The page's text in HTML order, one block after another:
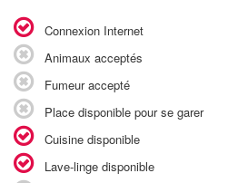
Connexion Internet
Animaux acceptés
Fumeur accepté
Place disponible pour se garer
Cuisine disponible
Lave-linge disponible